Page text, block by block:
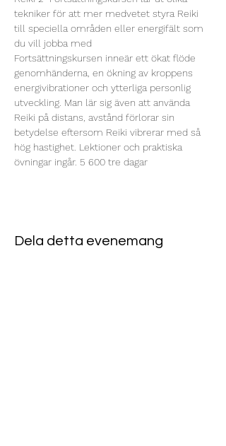
tekniker för att mer medvetet styra Reiki
till speciella områden eller energifält som
du vill jobba med
Fortsättningskursen inneär ett ökat flöde
genomhänderna, en ökning av kroppens
energivibrationer och ytterliga personlig
utveckling. Man lär sig även att använda
Reiki på distans, avstånd förlorar sin
betydelse eftersom Reiki vibrerar med så
hög hastighet. Lektioner och praktiska
övningar ingår. 5 600 tre dagar
Dela detta evenemang